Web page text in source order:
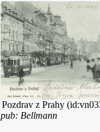
Pozdrav z Prahy
pub: Bellmann